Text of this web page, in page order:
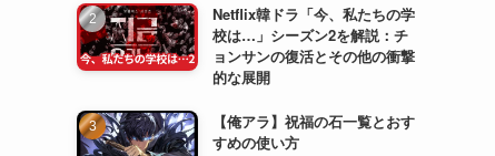
Netflix韓ドラ「今、私たちの学
校は…」シーズン2を解説：チ
ョンサンの復活とその他の衝撃
的な展開
【俺アラ】祝福の石一覧とおす
すめの使い方